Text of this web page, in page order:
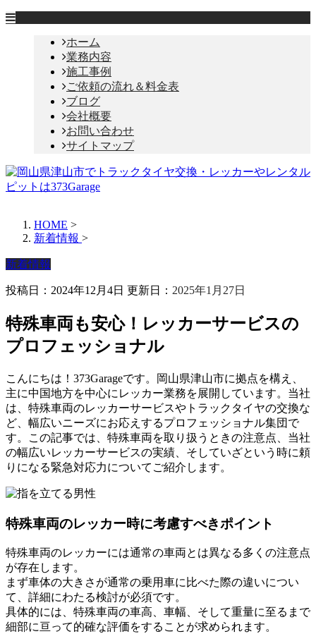
ホーム
業務内容
施工事例
ご依頼の流れ＆料金表
ブログ
会社概要
お問い合わせ
サイトマップ
HOME >
新着情報 >
新着情報
投稿日：2024年12月4日 更新日： 2025年1月27日
特殊車両も安心！レッカーサービスの
プロフェッショナル
こんにちは！373Garageです。岡山県津山市に拠点を構え、
主に中国地方を中心にレッカー業務を展開しています。当社
は、特殊車両のレッカーサービスやトラックタイヤの交換な
ど、幅広いニーズにお応えするプロフェッショナル集団で
す。この記事では、特殊車両を取り扱うときの注意点、当社
の幅広いレッカーサービスの実績、そしていざという時に頼
りになる緊急対応力についてご紹介します。
特殊車両のレッカー時に考慮すべきポイント
特殊車両のレッカーには通常の車両とは異なる多くの注意点
が存在します。
まず車体の大きさが通常の乗用車に比べた際の違いについ
て、詳細にわたる検討が必須です。
具体的には、特殊車両の車高、車幅、そして重量に至るまで
細部に亘って的確な評価をすることが求められます。